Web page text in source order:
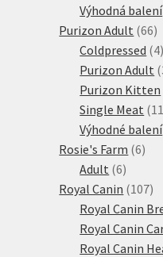
Výhodná balení
Purizon Adult 6666
Coldpressed 44
Purizon Adult
Purizon Kitten
Single Meat 11
Výhodné balení
Rosie's Farm 66
Adult 66
Royal Canin 107107
Royal Canin
Royal Canin
Royal Canin